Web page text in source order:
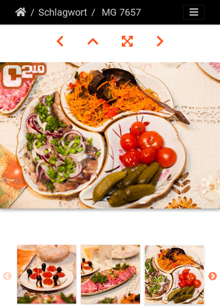
Schlagwort MG 7657